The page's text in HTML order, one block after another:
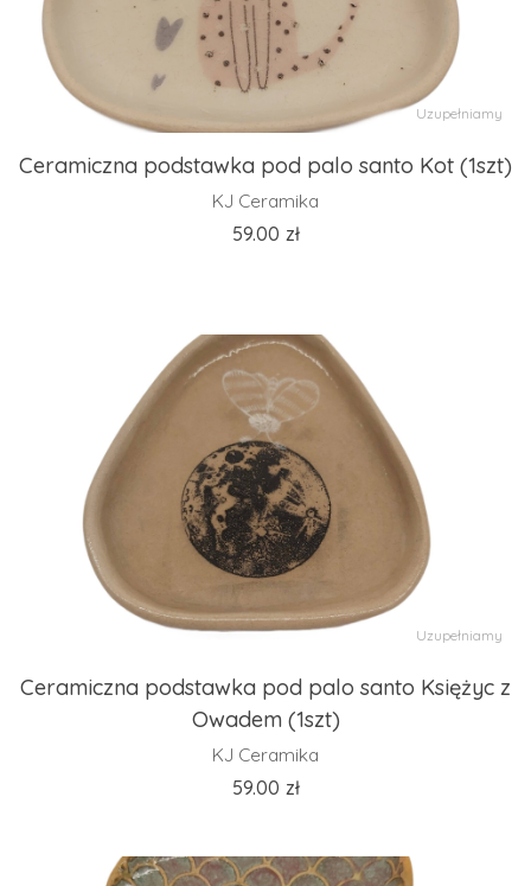
Uzupełniamy
Ceramiczna podstawka pod palo santo Kot (1szt)
KJ Ceramika
59.00 zł
Uzupełniamy
Ceramiczna podstawka pod palo santo Księżyc z
Owadem (1szt)
KJ Ceramika
59.00 zł